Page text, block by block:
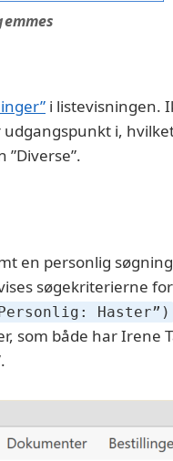
i listevisningen.
i,
en personlig
søgekriterierne
Haster”)
som både har Irene